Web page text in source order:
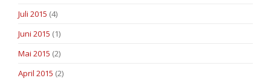
Juli 2015 (4)
Juni 2015 (1)
Mai 2015 (2)
April 2015 (2)